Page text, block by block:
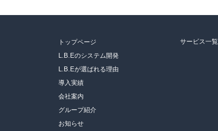
トップページ
L.B.Eのシステム開発
L.B.Eが選ばれる理由
導入実績
会社案内
グループ紹介
お知らせ
サービス一覧